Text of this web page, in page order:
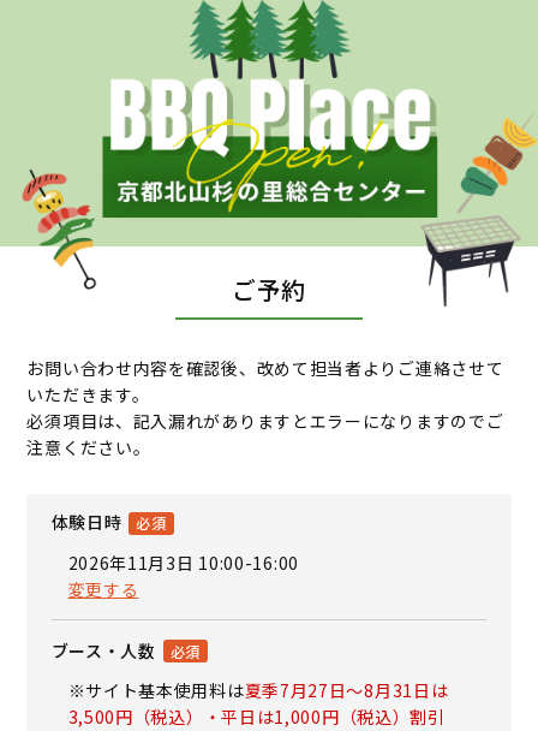
ご予約
お問い合わせ内容を確認後、改めて担当者よりご連絡させて
いただきます。
必須項目は、記入漏れがありますとエラーになりますのでご
注意ください。
体験日時
2026年11月3日 10:00-16:00
変更する
ブース・人数
※サイト基本使用料は夏季7月27日～8月31日は
3,500円（税込）・平日は1,000円（税込）割引